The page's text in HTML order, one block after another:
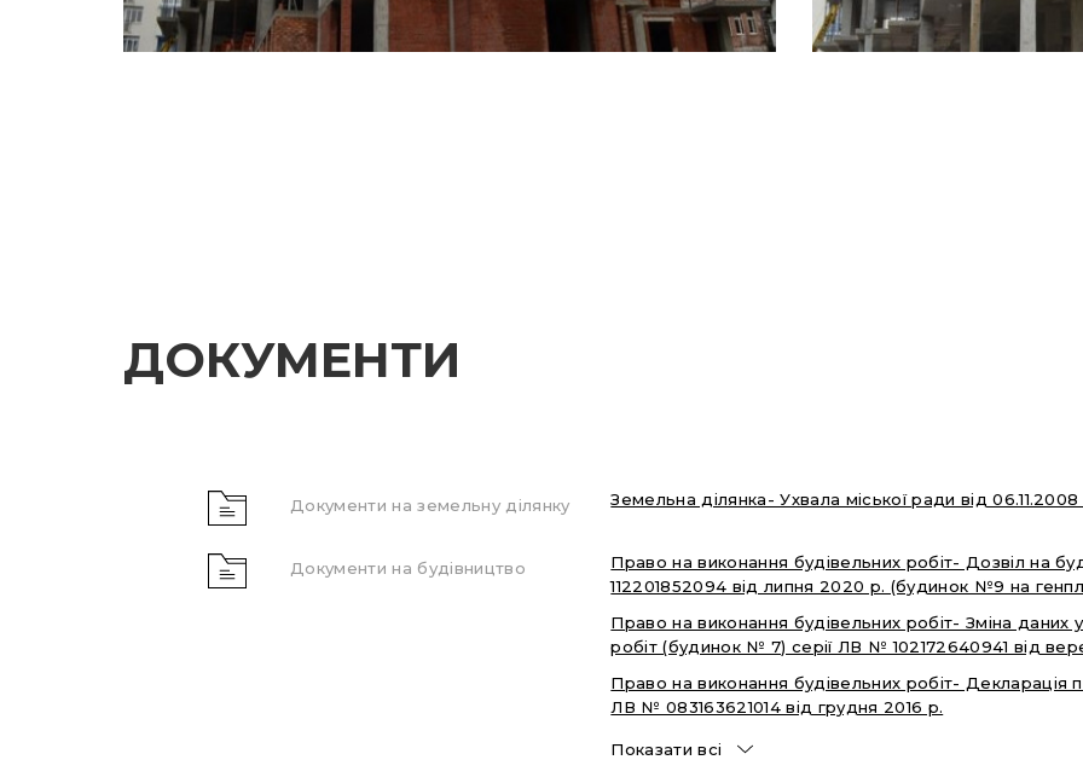
ДОКУМЕНТИ
Документи на земельну ділянку Земельна ділянка- Ухвала міської ради від
Документи на будівництво
Право на виконання будівельних робіт- Дозвіл на
112201852094 від липня 2020 р. (будинок №9 на
Право на виконання будівельних робіт- Зміна даних
робіт (будинок № 7) серії ЛВ № 102172640941 від
Право на виконання будівельних робіт- Декларація
ЛВ № 083163621014 від грудня 2016 р.
Показати всі